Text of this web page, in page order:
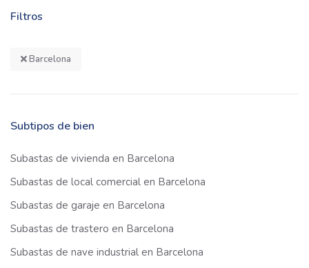
Filtros
Barcelona
Subtipos de bien
Subastas de vivienda en Barcelona
Subastas de local comercial en Barcelona
Subastas de garaje en Barcelona
Subastas de trastero en Barcelona
Subastas de nave industrial en Barcelona